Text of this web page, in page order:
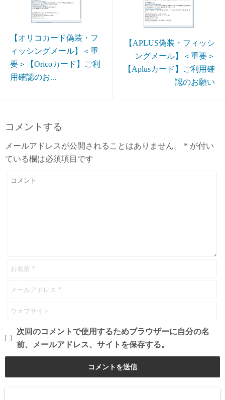
【オリコカード偽装・フ
ィッシングメール】＜重
要＞【Oricoカード】ご利
用確認のお...
【APLUS偽装・フィッシ
ングメール】＜重要＞
【Aplusカード】ご利⽤確
認のお願い
コメントする
メールアドレスが公開されることはありません。 * が付い
ている欄は必須項目です
次回のコメントで使用するためブラウザーに自分の名
前、メールアドレス、サイトを保存する。